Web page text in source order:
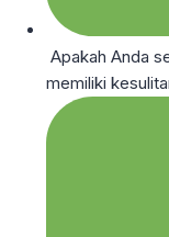
Apakah Anda
memiliki